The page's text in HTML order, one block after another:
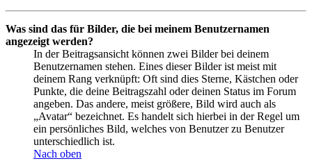
Was sind das für Bilder, die bei meinem Benutzernamen
angezeigt werden?
In der Beitragsansicht können zwei Bilder bei deinem
Benutzernamen stehen. Eines dieser Bilder ist meist mit
deinem Rang verknüpft: Oft sind dies Sterne, Kästchen oder
Punkte, die deine Beitragszahl oder deinen Status im Forum
angeben. Das andere, meist größere, Bild wird auch als
„Avatar“ bezeichnet. Es handelt sich hierbei in der Regel um
ein persönliches Bild, welches von Benutzer zu Benutzer
unterschiedlich ist.
Nach oben